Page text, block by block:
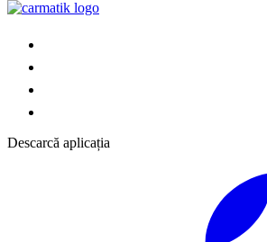
Descarcă aplicația